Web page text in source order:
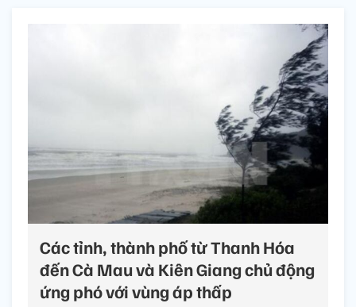
Các tỉnh, thành phố từ Thanh Hóa
đến Cà Mau và Kiên Giang chủ động
ứng phó với vùng áp thấp